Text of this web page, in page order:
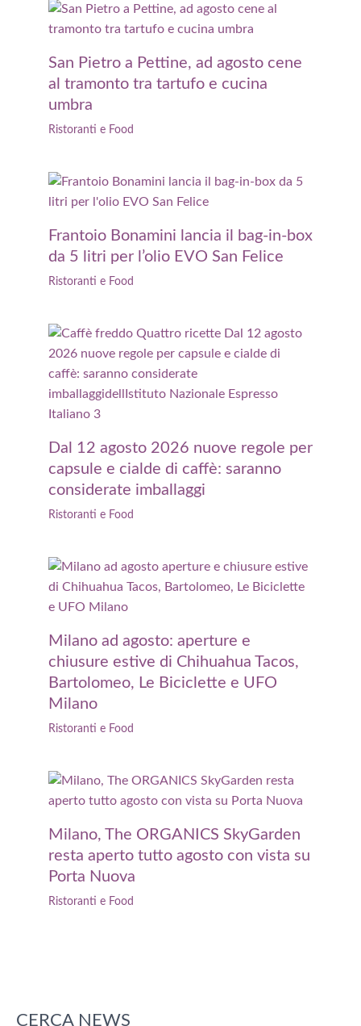
San Pietro a Pettine, ad agosto cene
al tramonto tra tartufo e cucina
umbra
Ristoranti e Food
Frantoio Bonamini lancia il bag-in-box
da 5 litri per l’olio EVO San Felice
Ristoranti e Food
Dal 12 agosto 2026 nuove regole per
capsule e cialde di caffè: saranno
considerate imballaggi
Ristoranti e Food
Milano ad agosto: aperture e
chiusure estive di Chihuahua Tacos,
Bartolomeo, Le Biciclette e UFO
Milano
Ristoranti e Food
Milano, The ORGANICS SkyGarden
resta aperto tutto agosto con vista su
Porta Nuova
Ristoranti e Food
CERCA NEWS